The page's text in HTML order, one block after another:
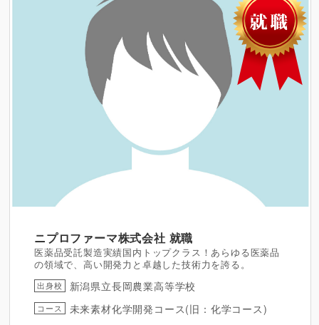
ニプロファーマ株式会社 就職
医薬品受託製造実績国内トップクラス！あらゆる医薬品
の領域で、高い開発力と卓越した技術力を誇る。
出身校 新潟県立長岡農業高等学校
コース 未来素材化学開発コース(旧：化学コース)